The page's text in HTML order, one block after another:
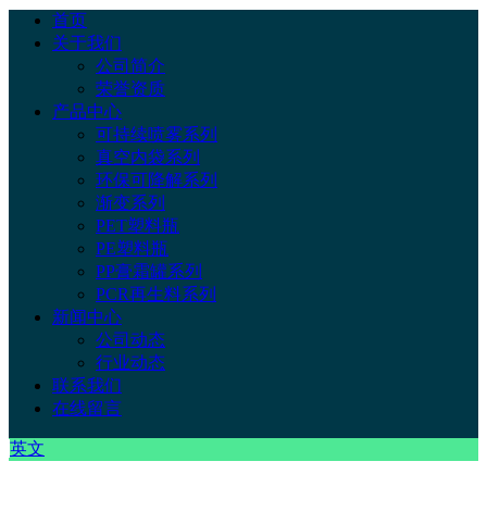
首页
关于我们
公司简介
荣誉资质
产品中心
可持续喷雾系列
真空内袋系列
环保可降解系列
渐变系列
PET塑料瓶
PE塑料瓶
PP膏霜罐系列
PCR再生料系列
新闻中心
公司动态
行业动态
联系我们
在线留言
英文